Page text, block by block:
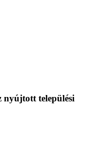
nyújtott települési